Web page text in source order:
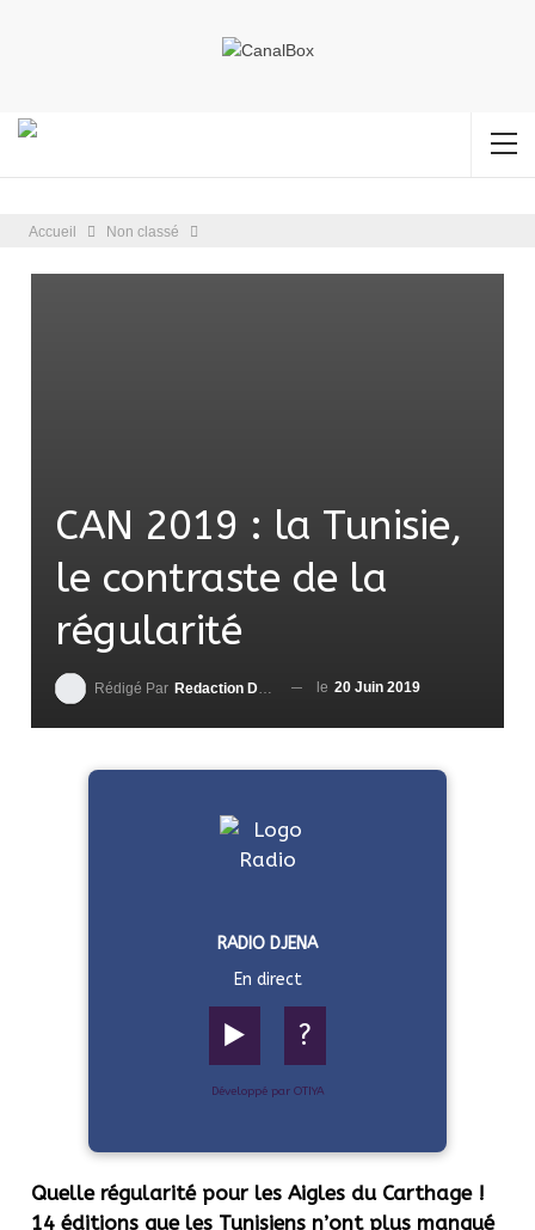
Accueil Non classé
CAN 2019 : la Tunisie,
le contraste de la
régularité
Rédigé Par Redaction DjenaSport le 20 Juin 2019
RADIO DJENA
En direct
▶️ ?
Développé par OTIYA
Quelle régularité pour les Aigles du Carthage !
14 éditions que les Tunisiens n’ont plus manqué